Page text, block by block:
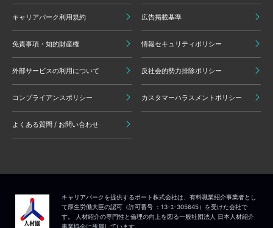
キャリアパーク利用規約 広告掲載基準
免責事項・知的財産権 情報セキュリティポリシー
外部サービスの利用について 反社会的勢力排除ポリシー
コンプライアンスポリシー カスタマーハラスメントポリシー
よくある質問 / お問い合わせ